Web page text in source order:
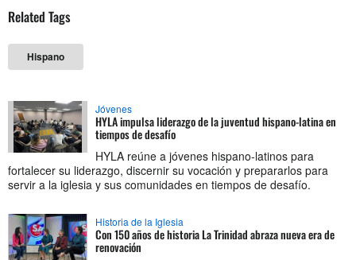
Related Tags
Hispano
Jóvenes
HYLA impulsa liderazgo de la juventud hispano-latina en
tiempos de desafío
HYLA reúne a jóvenes hispano-latinos para
fortalecer su liderazgo, discernir su vocación y prepararlos para
servir a la iglesia y sus comunidades en tiempos de desafío.
Historia de la Iglesia
Con 150 años de historia La Trinidad abraza nueva era de
renovación